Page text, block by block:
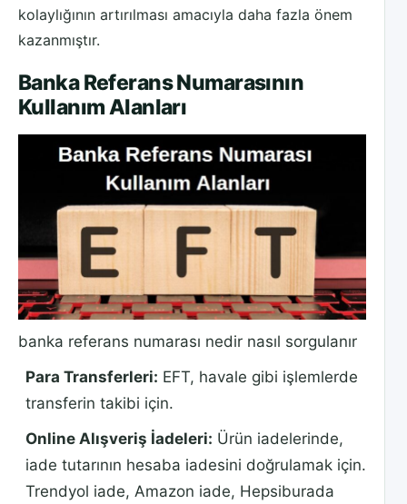
kolaylığının artırılması amacıyla daha fazla önem
kazanmıştır.
Banka Referans Numarasının
Kullanım Alanları
banka referans numarası nedir nasıl sorgulanır
Para Transferleri: EFT, havale gibi işlemlerde
transferin takibi için.
Online Alışveriş İadeleri: Ürün iadelerinde,
iade tutarının hesaba iadesini doğrulamak için.
Trendyol iade, Amazon iade, Hepsiburada